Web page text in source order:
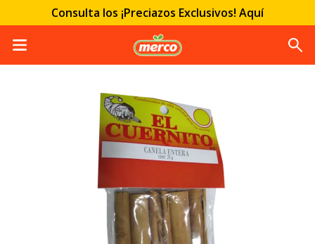
Consulta los ¡Preciazos Exclusivos! Aquí